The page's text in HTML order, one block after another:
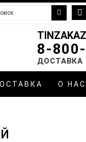
8-
ДОСТАВКА
О НАС